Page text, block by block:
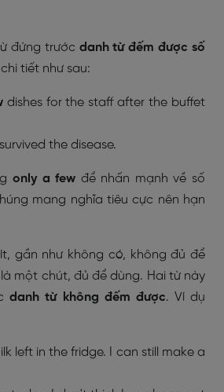
đứng trước danh từ đếm được số
tiết như sau:
dishes for the staff after the buffet
the disease.
only a few để nhấn mạnh về số
mang nghĩa tiêu cực nên hạn
gần như không có, không đủ để
một chút, đủ để dùng. Hai từ này
danh từ không đếm được. Ví dụ
left in the fridge. I can still make a